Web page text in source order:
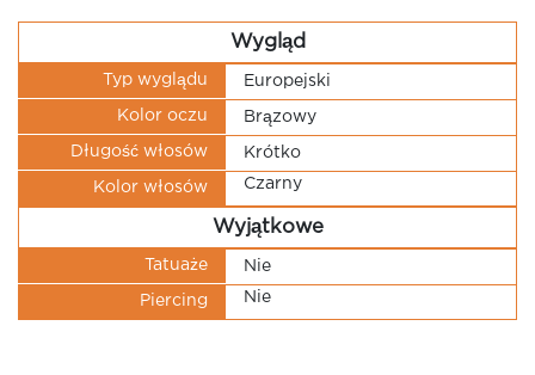
Wygląd
Typ wyglądu Europejski
Kolor oczu Brązowy
Długość włosów Krótko
Kolor włosów Czarny
Wyjątkowe
Tatuaże Nie
Piercing Nie